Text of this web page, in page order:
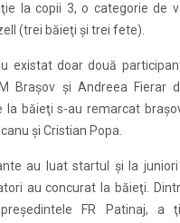
la copii 3, o categorie de
(trei băieţi şi trei fete).
existat doar două
Braşov şi Andreea Fierar
la băieţi s-au remarcat
şi Cristian Popa.
au luat startul şi la
au concurat la băieţi.
FR Patinaj, a